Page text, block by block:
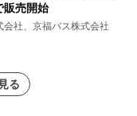
販売開始
会社、京福バス株式会社
る